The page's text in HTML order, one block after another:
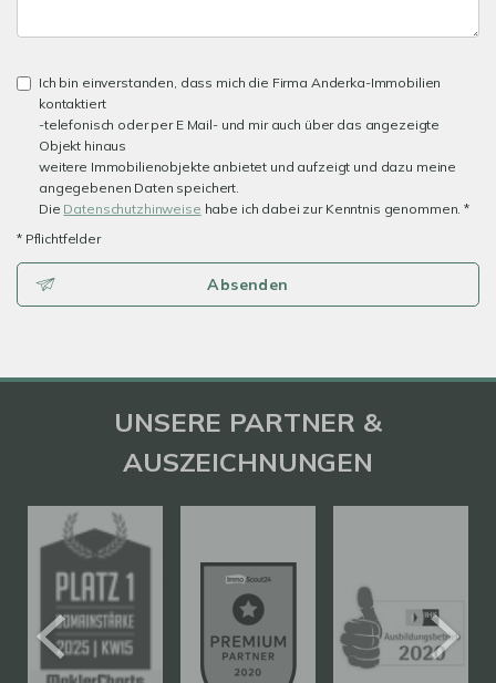
Ich bin einverstanden, dass mich die Firma Anderka-Immobilien
kontaktiert
-telefonisch oder per E Mail- und mir auch über das angezeigte
Objekt hinaus
weitere Immobilienobjekte anbietet und aufzeigt und dazu meine
angegebenen Daten speichert.
Die Datenschutzhinweise habe ich dabei zur Kenntnis genommen. *
* Pflichtfelder
Absenden
UNSERE PARTNER &
AUSZEICHNUNGEN